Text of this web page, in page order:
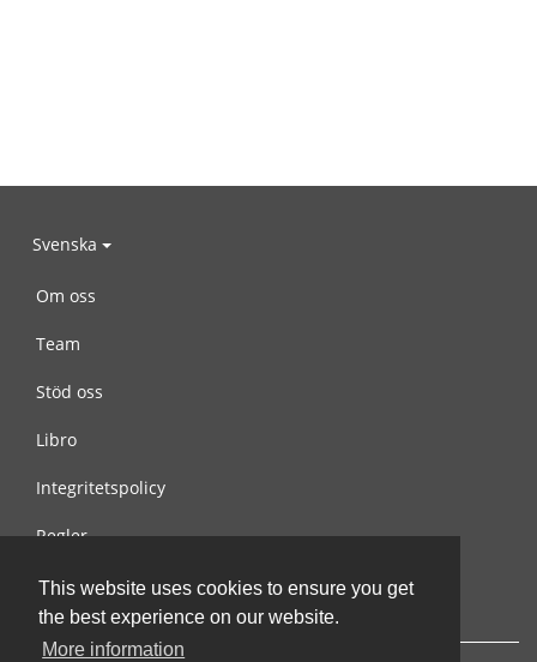
This website uses cookies to ensure you get
the best experience on our website.
More information
Svenska
Om oss
Team
Stöd oss
Libro
Integritetspolicy
Regler
Kontakta oss